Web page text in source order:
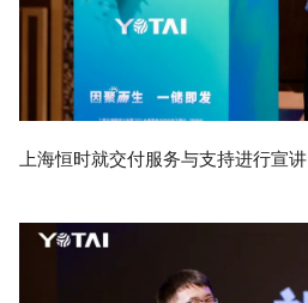
上海恒时就交付服务与支持进行宣讲